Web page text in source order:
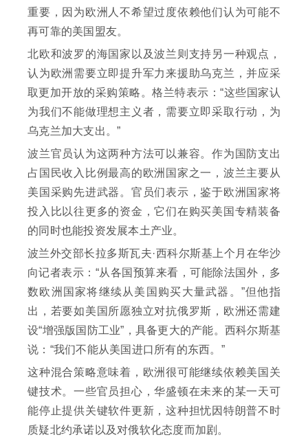
重要，因为欧洲人不希望过度依赖他们认为可能不
再可靠的美国盟友。
北欧和波罗的海国家以及波兰则支持另一种观点，
认为欧洲需要立即提升军力来援助乌克兰，并应采
取更加开放的采购策略。格兰特表示：“这些国家认
为我们不能做理想主义者，需要立即采取行动，为
乌克兰加大支出。”
波兰官员认为这两种方法可以兼容。作为国防支出
占国民收入比例最高的欧洲国家之一，波兰主要从
美国采购先进武器。官员们表示，鉴于欧洲国家将
投入比以往更多的资金，它们在购买美国专精装备
的同时也能投资发展本土产业。
波兰外交部长拉多斯瓦夫·西科尔斯基上个月在华沙
向记者表示：“从各国预算来看，可能除法国外，多
数欧洲国家将继续从美国购买大量武器。”但他指
出，若要如美国所愿独立对抗俄罗斯，欧洲还需建
设“增强版国防工业”，具备更大的产能。西科尔斯基
说：“我们不能从美国进口所有的东西。”
这种混合策略意味着，欧洲很可能继续依赖美国关
键技术。一些官员担心，华盛顿在未来的某一天可
能停止提供关键软件更新，这种担忧因特朗普不时
质疑北约承诺以及对俄软化态度而加剧。